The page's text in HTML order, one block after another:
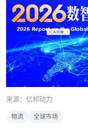
来源：亿邦动力
物流 全球市场